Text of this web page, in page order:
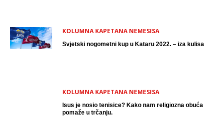
KOLUMNA KAPETANA NEMESISA
Svjetski nogometni kup u Kataru 2022. – iza kulisa
KOLUMNA KAPETANA NEMESISA
Isus je nosio tenisice? Kako nam religiozna obuća
pomaže u trčanju.